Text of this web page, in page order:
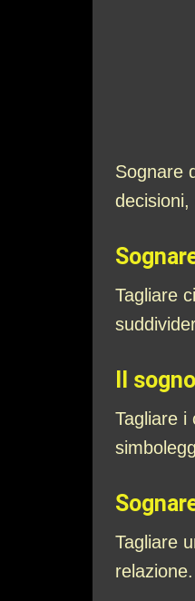
Sognare
Tagliare
Il
Tagliare i
Tagliare